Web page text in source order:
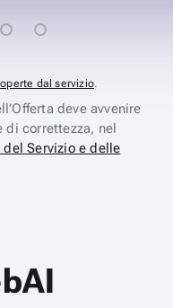
dal servizio.
deve avvenire
di correttezza, nel
del Servizio e delle